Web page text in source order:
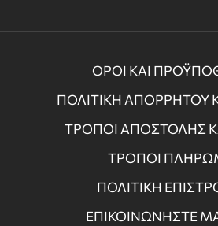
ΟΡΟΙ ΚΑΙ
ΠΟΛΙΤΙΚΗ ΑΠΟΡΡΗΤΟΥ
ΤΡΟΠΟΙ ΑΠΟΣΤΟΛΗΣ
ΤΡΟΠΟΙ
ΠΟΛΙΤΙΚΗ
ΕΠΙΚΟΙΝΩΝΗΣΤΕ